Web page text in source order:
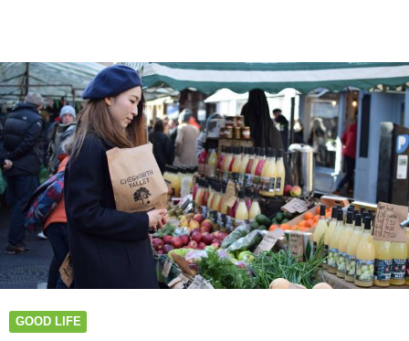
の
ク
ラ
シ
ッ
ク
な
デ
ザ
ー
ト
「ま
る
GOOD LIFE